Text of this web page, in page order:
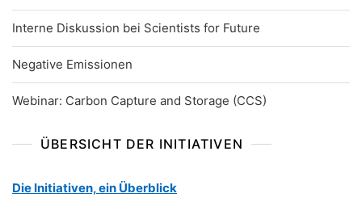
Interne Diskussion bei Scientists for Future
Negative Emissionen
Webinar: Carbon Capture and Storage (CCS)
ÜBERSICHT DER INITIATIVEN
Die Initiativen, ein Überblick